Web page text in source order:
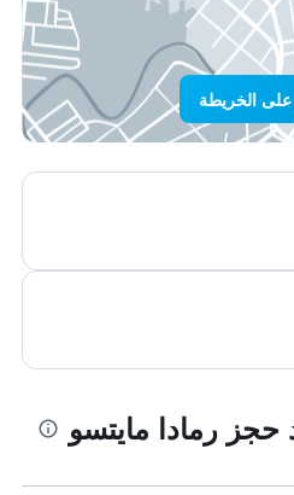
الخريطة
حجز رمادا مايتسو